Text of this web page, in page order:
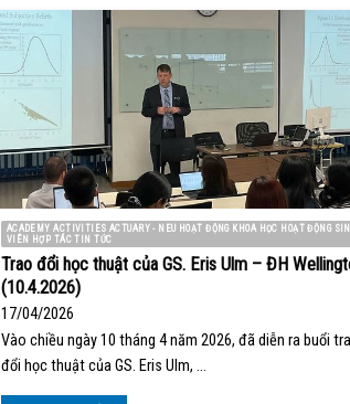
ACADEMY ACTIVITIES ACTUARY - NEU HOẠT ĐỘNG KHOA HỌC HOẠT ĐỘNG
VIÊN HỢP TÁC TIN TỨC
Trao đổi học thuật của GS. Eris Ulm – ĐH
(10.4.2026)
17/04/2026
Vào chiều ngày 10 tháng 4 năm 2026, đã diễn ra buổi
đổi học thuật của GS. Eris Ulm, …